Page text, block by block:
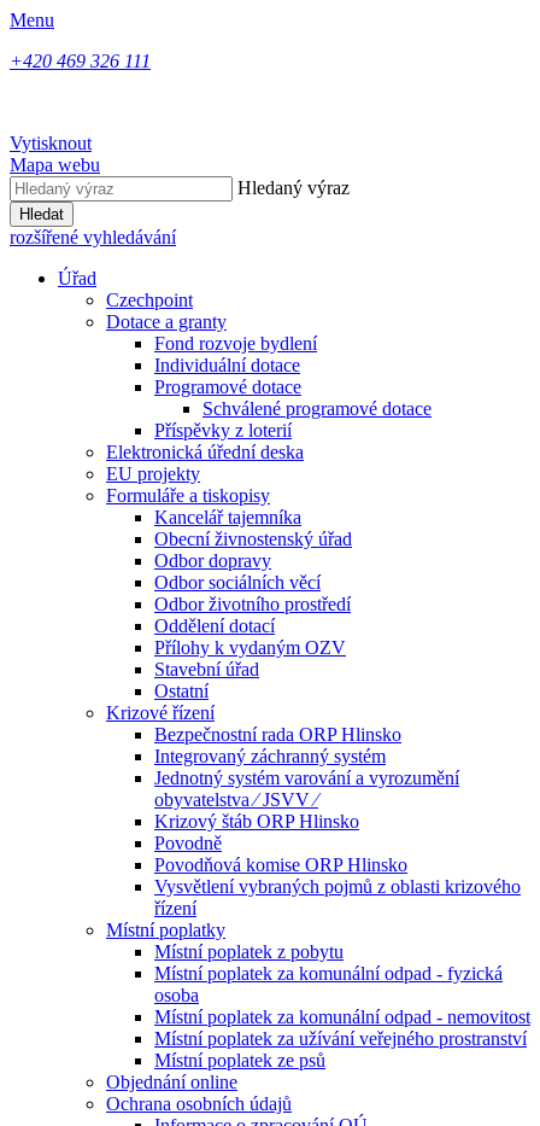
Menu
+420 469 326 111
Vytisknout
Mapa webu
Hledaný výraz
Hledat
rozšířené vyhledávání
Úřad
Czechpoint
Dotace a granty
Fond rozvoje bydlení
Individuální dotace
Programové dotace
Schválené programové dotace
Příspěvky z loterií
Elektronická úřední deska
EU projekty
Formuláře a tiskopisy
Kancelář tajemníka
Obecní živnostenský úřad
Odbor dopravy
Odbor sociálních věcí
Odbor životního prostředí
Oddělení dotací
Přílohy k vydaným OZV
Stavební úřad
Ostatní
Krizové řízení
Bezpečnostní rada ORP Hlinsko
Integrovaný záchranný systém
Jednotný systém varování a vyrozumění
obyvatelstva ⁄ JSVV ⁄
Krizový štáb ORP Hlinsko
Povodně
Povodňová komise ORP Hlinsko
Vysvětlení vybraných pojmů z oblasti krizového
řízení
Místní poplatky
Místní poplatek z pobytu
Místní poplatek za komunální odpad - fyzická
osoba
Místní poplatek za komunální odpad - nemovitost
Místní poplatek za užívání veřejného prostranství
Místní poplatek ze psů
Objednání online
Ochrana osobních údajů